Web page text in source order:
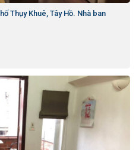
Thụy Khuê, Tây Hồ. Nhà ban